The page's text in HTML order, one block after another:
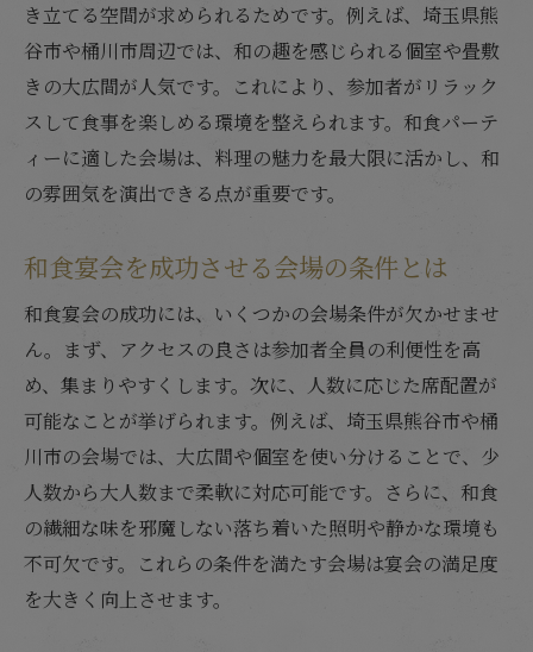
き立てる空間が求められるためです。例えば、埼玉県熊
谷市や桶川市周辺では、和の趣を感じられる個室や畳敷
きの大広間が人気です。これにより、参加者がリラック
スして食事を楽しめる環境を整えられます。和食パーテ
ィーに適した会場は、料理の魅力を最大限に活かし、和
の雰囲気を演出できる点が重要です。
和食宴会を成功させる会場の条件とは
和食宴会の成功には、いくつかの会場条件が欠かせませ
ん。まず、アクセスの良さは参加者全員の利便性を高
め、集まりやすくします。次に、人数に応じた席配置が
可能なことが挙げられます。例えば、埼玉県熊谷市や桶
川市の会場では、大広間や個室を使い分けることで、少
人数から大人数まで柔軟に対応可能です。さらに、和食
の繊細な味を邪魔しない落ち着いた照明や静かな環境も
不可欠です。これらの条件を満たす会場は宴会の満足度
を大きく向上させます。